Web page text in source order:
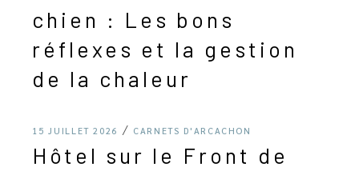
chien : Les bons
réflexes et la gestion
de la chaleur
15 JUILLET 2026 CARNETS D'ARCACHON
Hôtel sur le Front de